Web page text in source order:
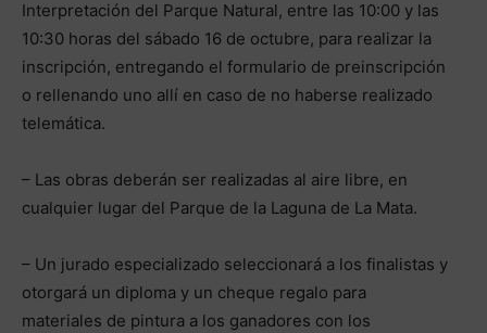
Interpretación del Parque Natural, entre las 10:00 y las
10:30 horas del sábado 16 de octubre, para realizar la
inscripción, entregando el formulario de preinscripción
o rellenando uno allí en caso de no haberse realizado
telemática.
– Las obras deberán ser realizadas al aire libre, en
cualquier lugar del Parque de la Laguna de La Mata.
– Un jurado especializado seleccionará a los finalistas y
otorgará un diploma y un cheque regalo para
materiales de pintura a los ganadores con los